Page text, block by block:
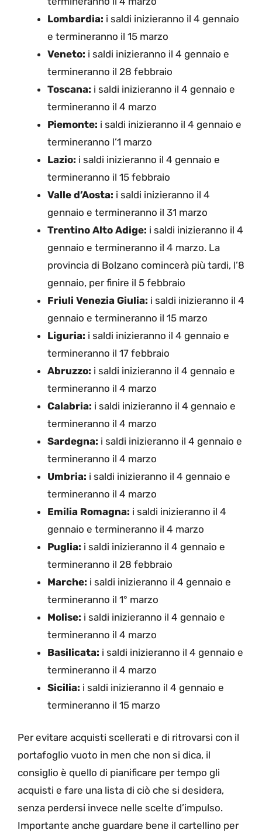
Lombardia: i saldi inizieranno il 4 gennaio
e termineranno il 15 marzo
Veneto: i saldi inizieranno il 4 gennaio e
termineranno il 28 febbraio
Toscana: i saldi inizieranno il 4 gennaio e
termineranno il 4 marzo
Piemonte: i saldi inizieranno il 4 gennaio e
termineranno l’1 marzo
Lazio: i saldi inizieranno il 4 gennaio e
termineranno il 15 febbraio
Valle d’Aosta: i saldi inizieranno il 4
gennaio e termineranno il 31 marzo
Trentino Alto Adige: i saldi inizieranno il 4
gennaio e termineranno il 4 marzo. La
provincia di Bolzano comincerà più tardi, l’8
gennaio, per finire il 5 febbraio
Friuli Venezia Giulia: i saldi inizieranno il 4
gennaio e termineranno il 15 marzo
Liguria: i saldi inizieranno il 4 gennaio e
termineranno il 17 febbraio
Abruzzo: i saldi inizieranno il 4 gennaio e
termineranno il 4 marzo
Calabria: i saldi inizieranno il 4 gennaio e
termineranno il 4 marzo
Sardegna: i saldi inizieranno il 4 gennaio e
termineranno il 4 marzo
Umbria: i saldi inizieranno il 4 gennaio e
termineranno il 4 marzo
Emilia Romagna: i saldi inizieranno il 4
gennaio e termineranno il 4 marzo
Puglia: i saldi inizieranno il 4 gennaio e
termineranno il 28 febbraio
Marche: i saldi inizieranno il 4 gennaio e
termineranno il 1° marzo
Molise: i saldi inizieranno il 4 gennaio e
termineranno il 4 marzo
Basilicata: i saldi inizieranno il 4 gennaio e
termineranno il 4 marzo
Sicilia: i saldi inizieranno il 4 gennaio e
termineranno il 15 marzo
Per evitare acquisti scellerati e di ritrovarsi con il
portafoglio vuoto in men che non si dica, il
consiglio è quello di pianificare per tempo gli
acquisti e fare una lista di ciò che si desidera,
senza perdersi invece nelle scelte d’impulso.
Importante anche guardare bene il cartellino per